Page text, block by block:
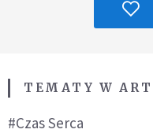
TEMATY W
#Czas Serca